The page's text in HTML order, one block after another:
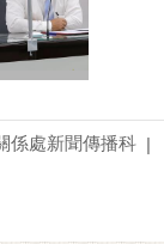
係處新聞傳播科